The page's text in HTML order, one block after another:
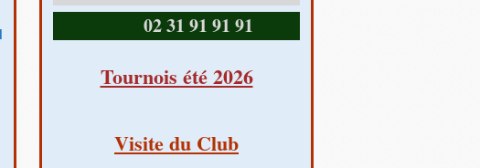
02 31 91 91 91
Tournois été 2026
Visite du Club